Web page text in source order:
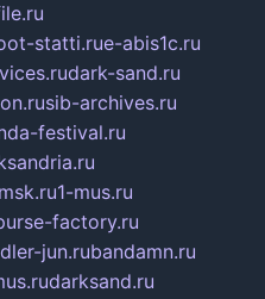
statti.rue-abis1c.ru
dark-sand.ru
sib-archives.ru
festival.ru
1-mus.ru
factory.ru
jun.rubandamn.ru
darksand.ru